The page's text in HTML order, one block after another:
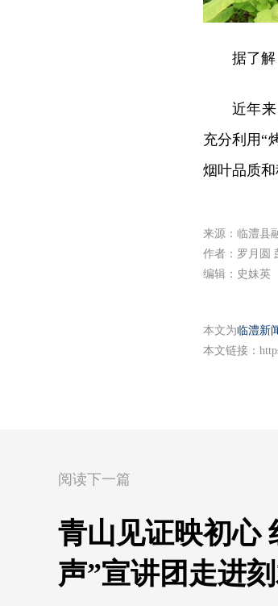
据了
近年
充分利用“
烟叶品质和
来源：临澧县
作者：罗月圆
编辑：史妹英
本文为临澧新
本文链接：
阅读下一篇
青山见证映初
声”宣讲团走进